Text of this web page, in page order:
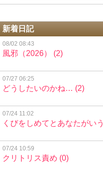
新着日記
08/02 08:43
風邪（2026） (2)
07/27 06:25
どうしたいのかね… (2)
07/24 11:02
くびをしめてとあなたがいう
07/24 10:59
クリトリス責め (0)